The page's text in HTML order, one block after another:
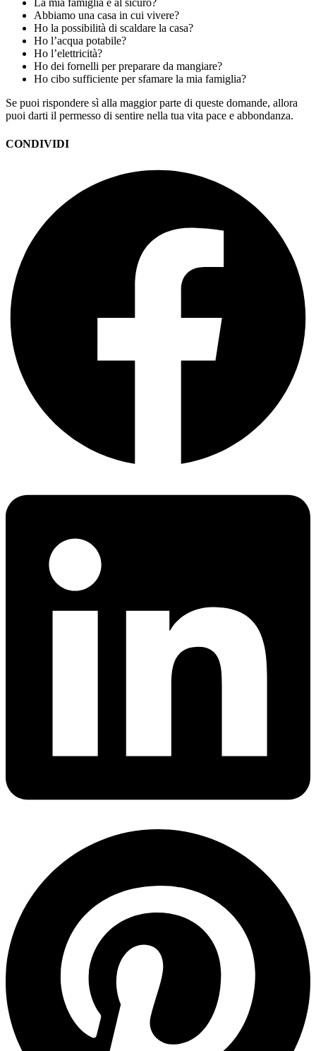
La mia famiglia è al sicuro?
Abbiamo una casa in cui vivere?
Ho la possibilità di scaldare la casa?
Ho l’acqua potabile?
Ho l’elettricità?
Ho dei fornelli per preparare da mangiare?
Ho cibo sufficiente per sfamare la mia famiglia?
Se puoi rispondere sì alla maggior parte di queste domande, allora
puoi darti il permesso di sentire nella tua vita pace e abbondanza.
CONDIVIDI